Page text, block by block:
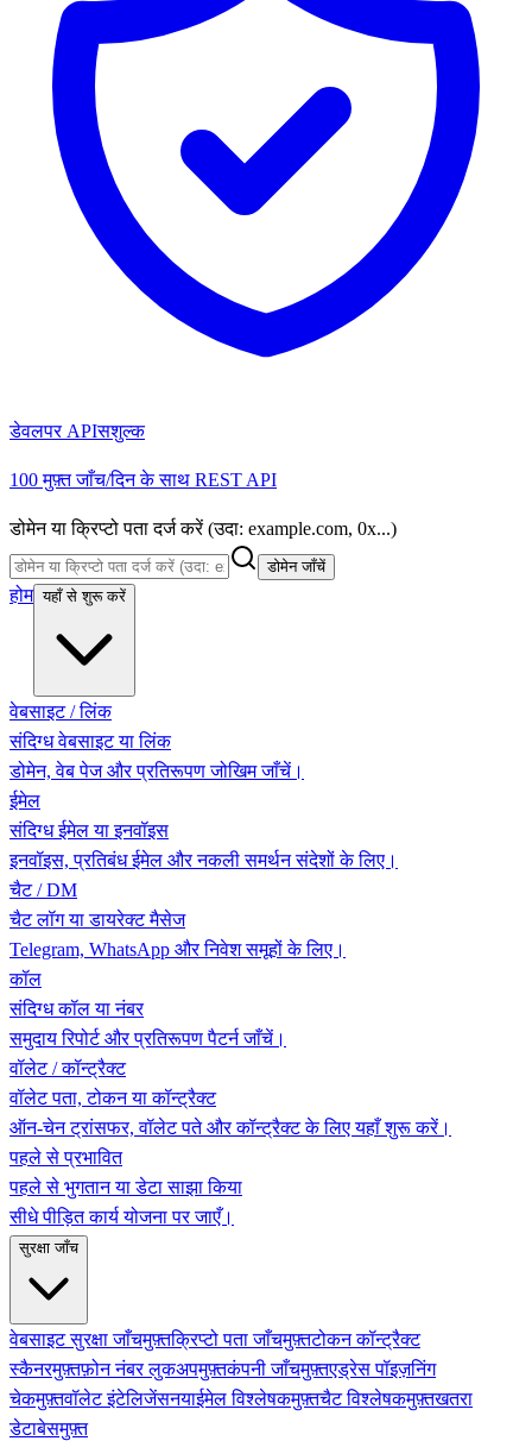
डेवलपर APIसशुल्क
100 मुफ़्त जाँच/दिन के साथ REST API
डोमेन या क्रिप्टो पता दर्ज करें (उदा: example.com, 0x...)
डोमेन जाँचें
होम यहाँ से शुरू करें
वेबसाइट / लिंक
संदिग्ध वेबसाइट या लिंक
डोमेन, वेब पेज और प्रतिरूपण जोखिम जाँचें।
ईमेल
संदिग्ध ईमेल या इनवॉइस
इनवॉइस, प्रतिबंध ईमेल और नकली समर्थन संदेशों के लिए।
चैट / DM
चैट लॉग या डायरेक्ट मैसेज
Telegram, WhatsApp और निवेश समूहों के लिए।
कॉल
संदिग्ध कॉल या नंबर
समुदाय रिपोर्ट और प्रतिरूपण पैटर्न जाँचें।
वॉलेट / कॉन्ट्रैक्ट
वॉलेट पता, टोकन या कॉन्ट्रैक्ट
ऑन-चेन ट्रांसफर, वॉलेट पते और कॉन्ट्रैक्ट के लिए यहाँ शुरू करें।
पहले से प्रभावित
पहले से भुगतान या डेटा साझा किया
सीधे पीड़ित कार्य योजना पर जाएँ।
सुरक्षा जाँच
वेबसाइट सुरक्षा जाँचमुफ़्तक्रिप्टो पता जाँचमुफ़्तटोकन कॉन्ट्रैक्ट
स्कैनरमुफ़्तफ़ोन नंबर लुकअपमुफ़्तकंपनी जाँचमुफ़्तएड्रेस पॉइज़निंग
चेकमुफ़्तवॉलेट इंटेलिजेंसनयाईमेल विश्लेषकमुफ़्तचैट विश्लेषकमुफ़्तखतरा
डेटाबेसमुफ़्त